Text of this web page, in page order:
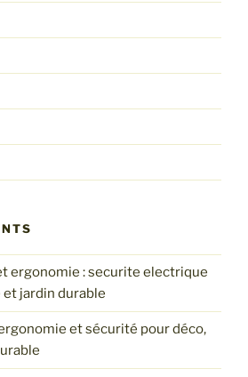
ergonomie : securite electrique
jardin durable
et sécurité pour déco,